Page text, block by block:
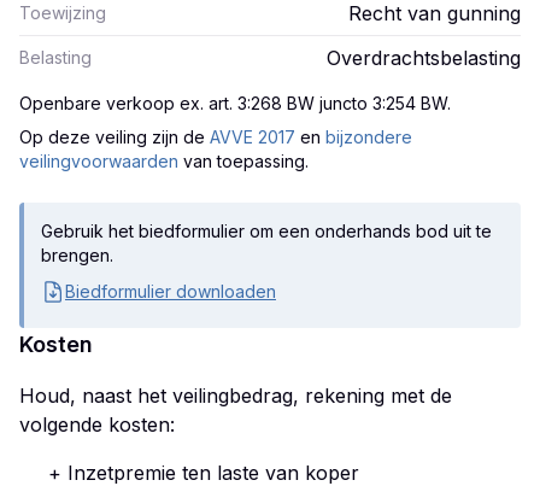
Toewijzing Recht van gunning
Belasting Overdrachtsbelasting
Openbare verkoop ex. art. 3:268 BW juncto 3:254 BW.
Op deze veiling zijn de AVVE 2017 en bijzondere
veilingvoorwaarden van toepassing.
Gebruik het biedformulier om een onderhands bod uit te
brengen.
Biedformulier downloaden
Kosten
Houd, naast het veilingbedrag, rekening met de
volgende kosten:
+ Inzetpremie ten laste van koper